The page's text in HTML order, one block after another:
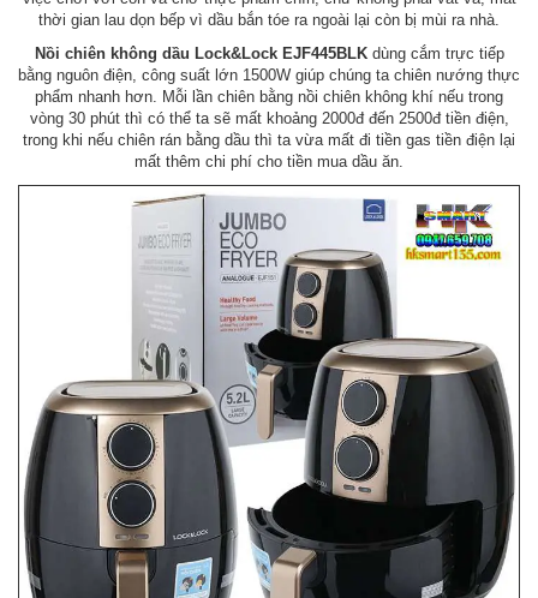
thời gian lau dọn bếp vì dầu bắn tóe ra ngoài lại còn bị mùi ra nhà.
Nồi chiên không dầu Lock&Lock EJF445BLKdùng cắm trực tiếp
bằng nguôn điện, công suất lớn 1500W giúp chúng ta chiên nướng thực
phẩm nhanh hơn. Mỗi lần chiên bằng nồi chiên không khí nếu trong
vòng 30 phút thì có thể ta sẽ mất khoảng 2000đ đến 2500đ tiền điện,
trong khi nếu chiên rán bằng dầu thì ta vừa mất đi tiền gas tiền điện lại
mất thêm chi phí cho tiền mua dầu ăn.